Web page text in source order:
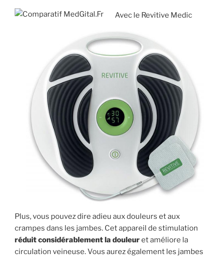
Avec le Revitive Medic
Plus, vous pouvez dire adieu aux douleurs et aux
crampes dans les jambes. Cet appareil de stimulation
réduit considérablement la douleuret améliore la
circulation veineuse. Vous aurez également les jambes
567
1.19k 179
394